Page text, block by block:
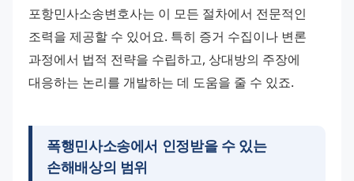
포항민사소송변호사는 이 모든 절차에서 전문적인
조력을 제공할 수 있어요. 특히 증거 수집이나 변론
과정에서 법적 전략을 수립하고, 상대방의 주장에
대응하는 논리를 개발하는 데 도움을 줄 수 있죠.
폭행민사소송에서 인정받을 수 있는
손해배상의 범위